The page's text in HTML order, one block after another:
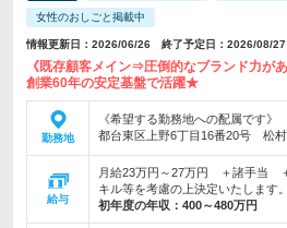
女性のおしごと掲載中
情報更新日：2026/06/26 終了予定日：2026/08/27
《既存顧客メイン⇒圧倒的なブランド力が
創業60年の安定基盤で活躍★
勤務地
《希望する勤務地への配属です》
都台東区上野6丁目16番20号 松
給与
月給23万円～27万円 ＋諸手当
キル等を考慮の上決定いたします
初年度の年収： 400～480万円